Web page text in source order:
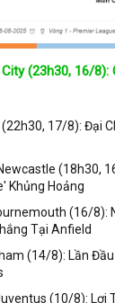
tin chính xác
chính xác
trang
gian từng trận
Anh;
(23h30, 16/8):
17/8): Đại
(18h30,
Khủng Hoảng
(16/8):
Tại Anfield
(14/8): Lần
(10/8): Lợi